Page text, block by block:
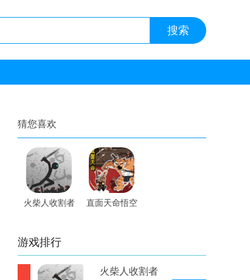
猜您喜欢
火柴人收割者
直面天命悟空
游戏排行
火柴人收割者